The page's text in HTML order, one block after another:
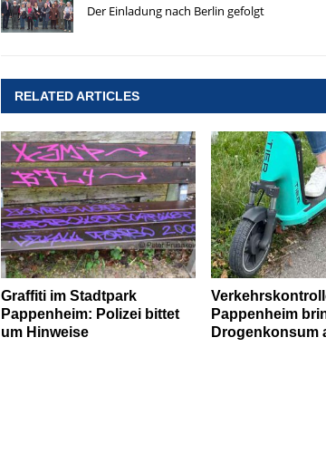
Der Einladung nach Berlin gefolgt
RELATED ARTICLES
Graffiti im Stadtpark
Pappenheim: Polizei bittet
um Hinweise
Pappenheim
Drogenkonsum